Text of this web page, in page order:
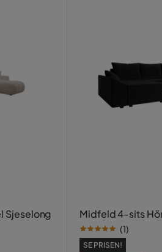
Sjeselong
Midfeld 4-sits
(1)
SE PRISEN!